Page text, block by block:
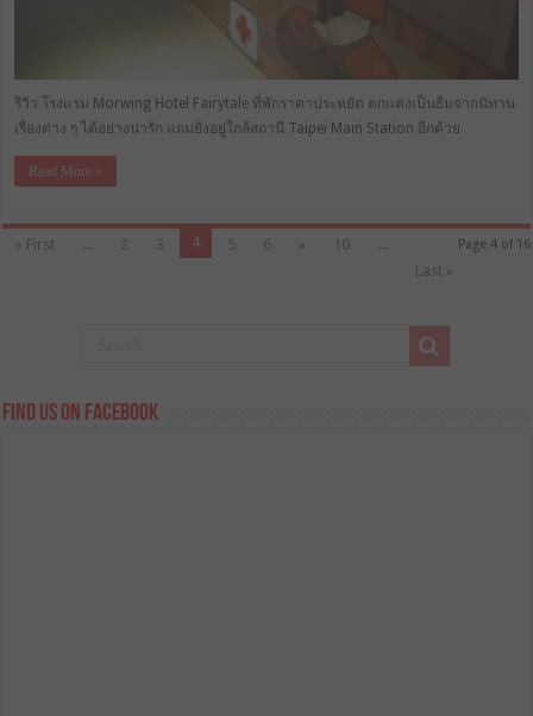
รีวิว โรงแรม Morwing Hotel Fairytale ที่พักราคาประหยัด ตกแต่งเป็นธีมจากนิทาน
เรื่องต่าง ๆ ได้อย่างน่ารัก แถมยังอยู่ใกล้สถานี Taipei Main Station อีกด้วย
Read More »
Page 4 of 16
« First 2 3 4 5 6 » 10
Last »
Find us on Facebook